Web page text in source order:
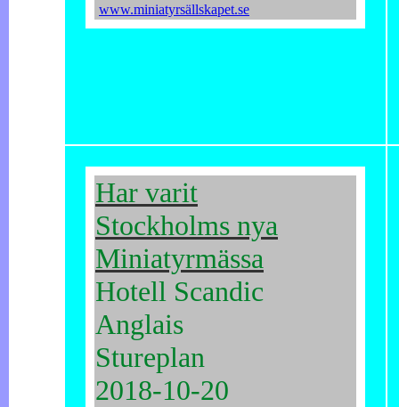
www.miniatyrsällskapet.se
Har varit
Stockholms nya
Miniatyrmässa
Hotell Scandic
Anglais
Stureplan
2018-10-20